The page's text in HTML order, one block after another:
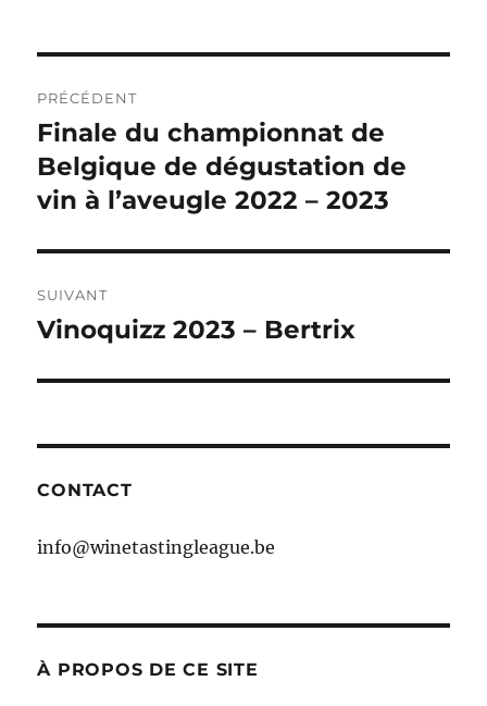
de
l’article
PRÉCÉDENT
Publication
précédente :
Finale du championnat de
Belgique de dégustation de
vin à l’aveugle 2022 – 2023
SUIVANT
Publication
Vinoquizz 2023 – Bertrix
CONTACT
info@winetastingleague.be
À PROPOS DE CE SITE